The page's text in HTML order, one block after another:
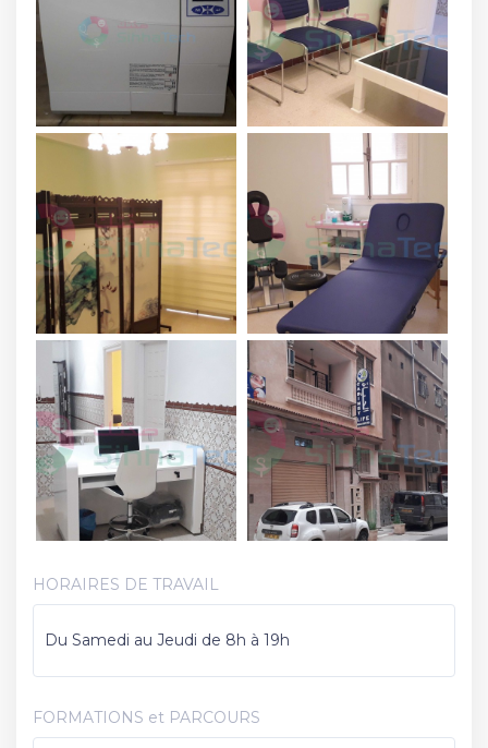
HORAIRES DE TRAVAIL
Du Samedi au Jeudi de 8h à 19h
FORMATIONS et PARCOURS